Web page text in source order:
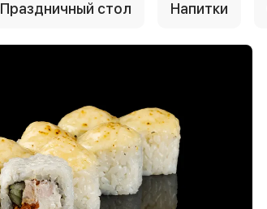
Праздничный стол Напитки